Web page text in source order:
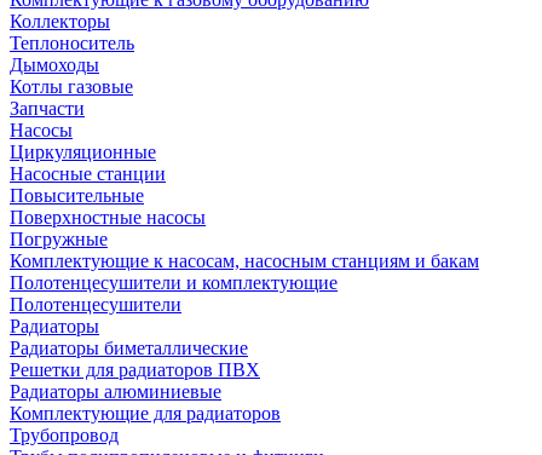
Коллекторы
Теплоноситель
Дымоходы
Котлы газовые
Запчасти
Насосы
Циркуляционные
Насосные станции
Повысительные
Поверхностные насосы
Погружные
Комплектующие к насосам, насосным станциям и бакам
Полотенцесушители и комплектующие
Полотенцесушители
Радиаторы
Радиаторы биметаллические
Решетки для радиаторов ПВХ
Радиаторы алюминиевые
Комплектующие для радиаторов
Трубопровод